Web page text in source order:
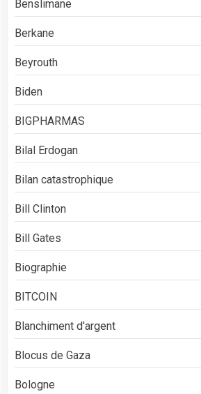
Benslimane
Berkane
Beyrouth
Biden
BIGPHARMAS
Bilal Erdogan
Bilan catastrophique
Bill Clinton
Bill Gates
Biographie
BITCOIN
Blanchiment d'argent
Blocus de Gaza
Bologne